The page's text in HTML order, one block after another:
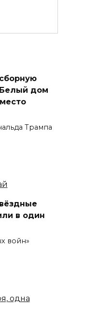
дом
Трампа
в один
войн»